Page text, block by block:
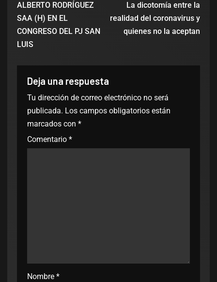
ALBERTO RODRÍGUEZ
SAA (H) EN EL
CONGRESO DEL PJ SAN
LUIS
La dicotomía entre la
realidad del coronavirus y
quienes no la aceptan
Deja una respuesta
Tu dirección de correo electrónico no será
publicada. Los campos obligatorios están
marcados con *
Comentario *
Nombre *